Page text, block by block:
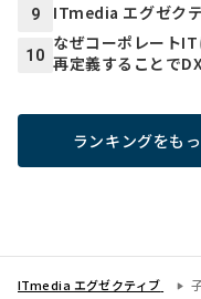
9 ITmedia エグゼク
10
なぜコーポレートIT
再定義することで
ランキングをも
ITmedia エグゼクティブ